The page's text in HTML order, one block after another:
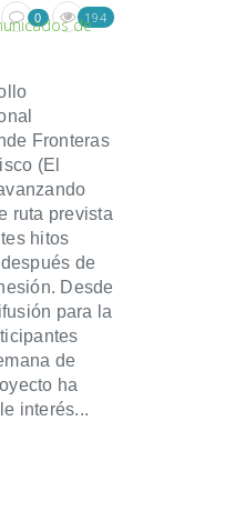
de
0 194
Fronteras
(El
ruta prevista
hitos
de
Desde
para la
de
ha
interés...